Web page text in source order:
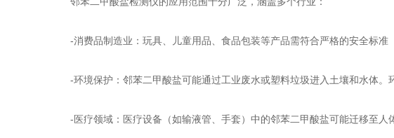
-消费品制造业：玩具、儿童用品、食品包装等产品需符合严格的安全标准
-环境保护：邻苯二甲酸盐可能通过工业废水或塑料垃圾进入土壤和水体。
-医疗领域：医疗设备（如输液管、手套）中的邻苯二甲酸盐可能迁移至人